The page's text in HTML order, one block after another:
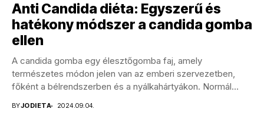
Anti Candida diéta: Egyszerű és
hatékony módszer a candida gomba
ellen
A candida gomba egy élesztőgomba faj, amely
természetes módon jelen van az emberi szervezetben,
főként a bélrendszerben és a nyálkahártyákon. Normál
BYJODIETA 2024.09.04.